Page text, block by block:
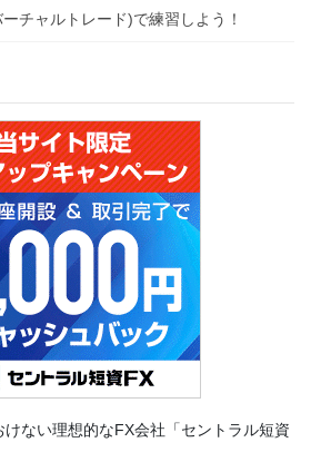
チャルトレード)で練習しよう！
ない理想的なFX会社「セントラル短資